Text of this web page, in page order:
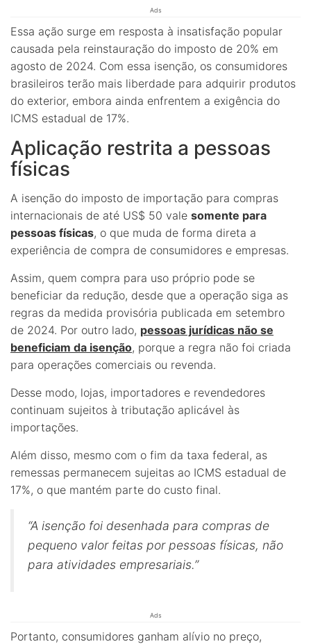
Ads
Essa ação surge em resposta à insatisfação popular
causada pela reinstauração do imposto de 20% em
agosto de 2024. Com essa isenção, os consumidores
brasileiros terão mais liberdade para adquirir produtos
do exterior, embora ainda enfrentem a exigência do
ICMS estadual de 17%.
Aplicação restrita a pessoas
físicas
A isenção do imposto de importação para compras
internacionais de até US$ 50 vale somente para
pessoas físicas, o que muda de forma direta a
experiência de compra de consumidores e empresas.
Assim, quem compra para uso próprio pode se
beneficiar da redução, desde que a operação siga as
regras da medida provisória publicada em setembro
de 2024. Por outro lado, pessoas jurídicas não se
beneficiam da isenção, porque a regra não foi criada
para operações comerciais ou revenda.
Desse modo, lojas, importadores e revendedores
continuam sujeitos à tributação aplicável às
importações.
Além disso, mesmo com o fim da taxa federal, as
remessas permanecem sujeitas ao ICMS estadual de
17%, o que mantém parte do custo final.
“A isenção foi desenhada para compras de
pequeno valor feitas por pessoas físicas, não
para atividades empresariais.”
Ads
Portanto, consumidores ganham alívio no preço,